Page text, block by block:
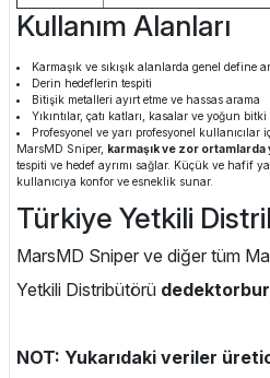
Kullanım Alanları
Karmaşık ve sıkışık alanlarda genel define
Derin hedeflerin tespiti
Bitişik metalleri ayırt etme ve hassas arama
Yıkıntılar, çatı katları, kasalar ve yoğun
Profesyonel ve yarı profesyonel kullanıcılar
MarsMD Sniper, karmaşık ve zor
tespiti ve hedef ayrımı sağlar. Küçük ve hafif
kullanıcıya konfor ve esneklik sunar.
Türkiye Yetkili
MarsMD Sniper ve diğer tüm
Yetkili Distribütörü
NOT: Yukarıdaki veriler